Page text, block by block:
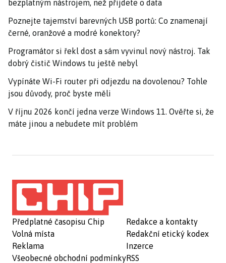
bezplatným nástrojem, než přijdete o data
Poznejte tajemství barevných USB portů: Co znamenají
černé, oranžové a modré konektory?
Programátor si řekl dost a sám vyvinul nový nástroj. Tak
dobrý čistič Windows tu ještě nebyl
Vypínáte Wi-Fi router při odjezdu na dovolenou? Tohle
jsou důvody, proč byste měli
V říjnu 2026 končí jedna verze Windows 11. Ověřte si, že
máte jinou a nebudete mít problém
Předplatné časopisu Chip
Volná místa
Reklama
Všeobecné obchodní podmínky
Redakce a kontakty
Redakční etický kodex
Inzerce
RSS